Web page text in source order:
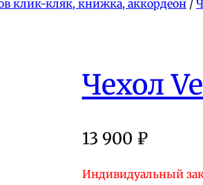
клик-кляк, книжка, аккордеон /
Чехол
13 900 ₽
Индивидуальный